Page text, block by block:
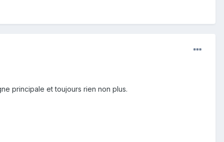
principale et toujours rien non plus.